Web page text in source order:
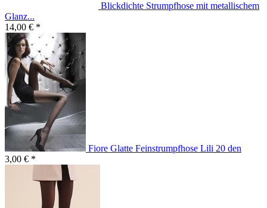
Blickdichte Strumpfhose mit metallischem
Glanz...
14,00 € *
Fiore Glatte Feinstrumpfhose Lili 20 den
3,00 € *